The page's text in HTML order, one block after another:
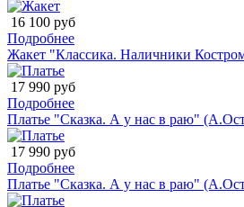
16 100 руб
Подробнее
Жакет "Классика. Наличники
17 990 руб
Подробнее
Платье "Сказка. А у нас в раю"
17 990 руб
Подробнее
Платье "Сказка. А у нас в раю"